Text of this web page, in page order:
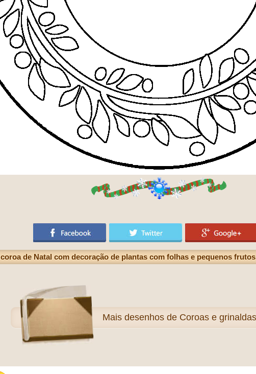
de Natal com decoração de plantas com folhas e pequenos
Mais desenhos de Coroas e